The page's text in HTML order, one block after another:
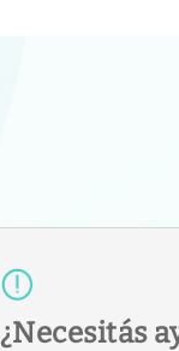
¿Necesitás